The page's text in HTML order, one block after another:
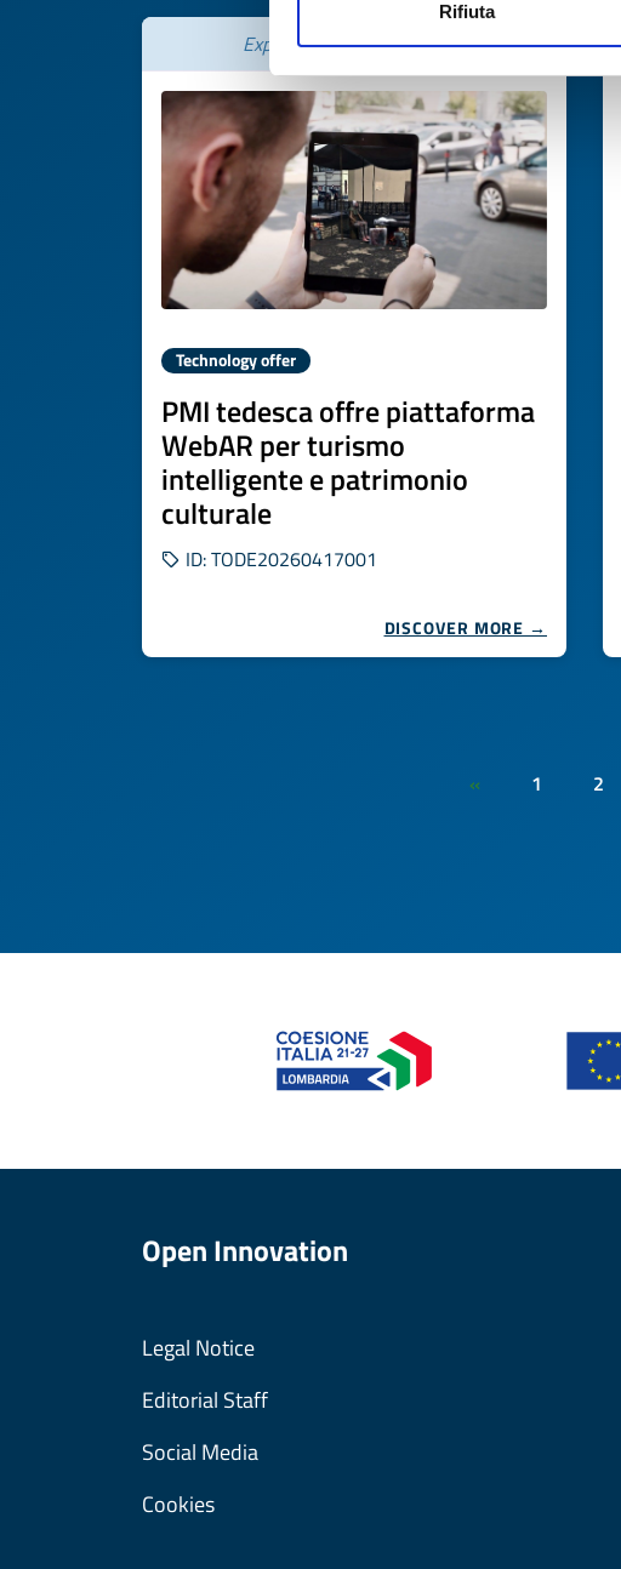
Rifiuta
Expires on22 giugno 2027
Technology offer
PMI tedesca offre piattaforma
WebAR per turismo
intelligente e patrimonio
culturale
ID: TODE20260417001
DISCOVER MORE →
« 1 2
Open Innovation
Legal Notice
Editorial Staff
Social Media
Cookies